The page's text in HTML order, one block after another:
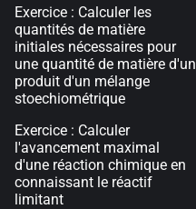
Exercice : Calculer les
quantités de matière
initiales nécessaires pour
une quantité de matière d'un
produit d'un mélange
stoechiométrique
Exercice : Calculer
l'avancement maximal
d'une réaction chimique en
connaissant le réactif
limitant